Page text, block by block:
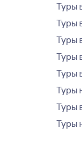
Туры
Туры
Туры
Туры
Туры
Туры
Туры
Туры